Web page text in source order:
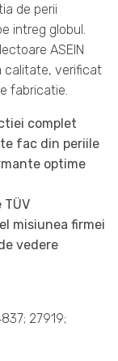
de perii
intreg globul.
ASEIN
calitate, verificat
fabricatie.
complet
fac din periile
optime
misiunea firmei
vedere
27919;